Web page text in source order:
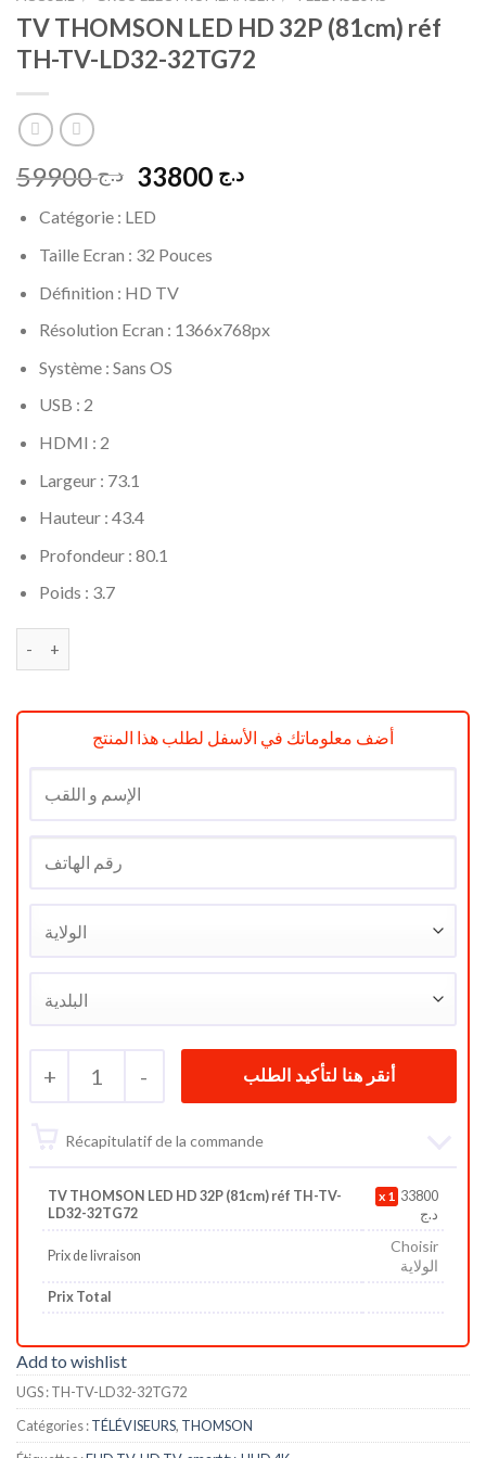
TV THOMSON LED HD 32P (81cm) réf
TH-TV-LD32-32TG72
د.ج59900
Le
initial
était :
د.جLe
Catégorie : LED
Taille Ecran : 32 Pouces
Définition : HD TV
Résolution Ecran : 1366x768px
Système : Sans OS
USB : 2
HDMI : 2
Largeur : 73.1
Hauteur : 43.4
Profondeur : 80.1
Poids : 3.7
أضف معلوماتك في الأسفل لطلب هذا المنتج
+ 1 -
Récapitulatif de la commande
TV THOMSON LED HD 32P (81cm) réf TH-TV-
LD32-32TG72
1 33800
د.ج
Prix de livraison
Choisir
الولاية
Prix Total
Add to wishlist
UGS :TH-TV-LD32-32TG72
Catégories :TÉLÉVISEURS, THOMSON